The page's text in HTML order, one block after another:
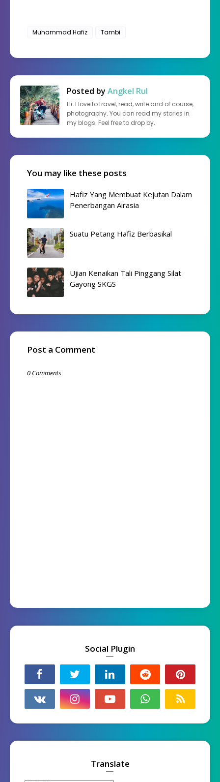
Muhammad Hafiz Tambi
Posted by Angkel Rul
Hi. I love to travel, read, write and of course,
photography. You can read my stories in
my blogs. Feel free to drop by.
You may like these posts
Hafiz Yang Membuat Kejutan Dalam
Penerbangan Airasia
Suatu Petang Hafiz Berbasikal
Ujian Kenaikan Tali Pinggang Silat
Gayong SKGS
Post a Comment
0 Comments
Social Plugin
Translate